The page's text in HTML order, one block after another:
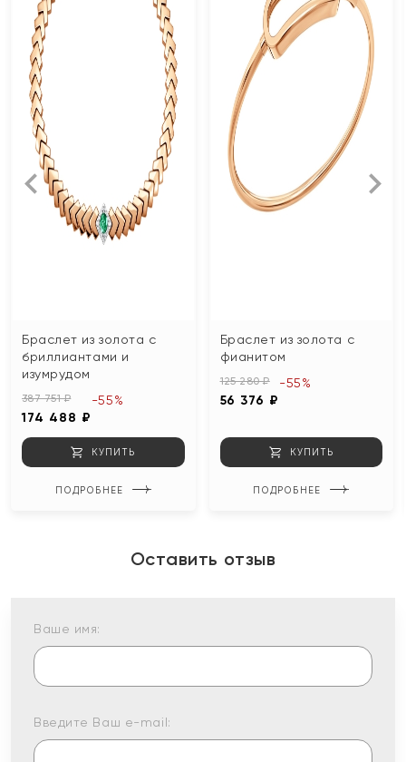
Браслет из золота с
бриллиантами и
изумрудом
387 751 ₽
174 488 ₽
-55%
КУПИТЬ
ПОДРОБНЕЕ
Браслет из золота с
фианитом
125 280 ₽
56 376 ₽
-55%
КУПИТЬ
ПОДРОБНЕЕ
Оставить отзыв
Ваше имя:
Введите Ваш e-mail: